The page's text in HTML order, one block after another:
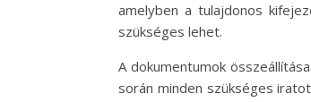
amelyben a tulajdonos
szükséges lehet.
A dokumentumok
során minden szükséges